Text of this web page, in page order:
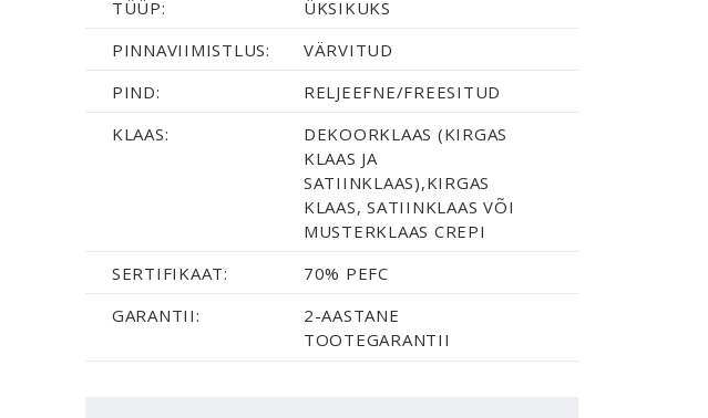
TÜÜP:
ÜKSIKUKS
PINNAVIIMISTLUS:
VÄRVITUD
PIND:
RELJEEFNE/FREESITUD
KLAAS:
DEKOORKLAAS (KIRGAS
KLAAS JA
SATIINKLAAS),KIRGAS
KLAAS, SATIINKLAAS VÕI
MUSTERKLAAS CREPI
SERTIFIKAAT:
70% PEFC
GARANTII:
2-AASTANE
TOOTEGARANTII